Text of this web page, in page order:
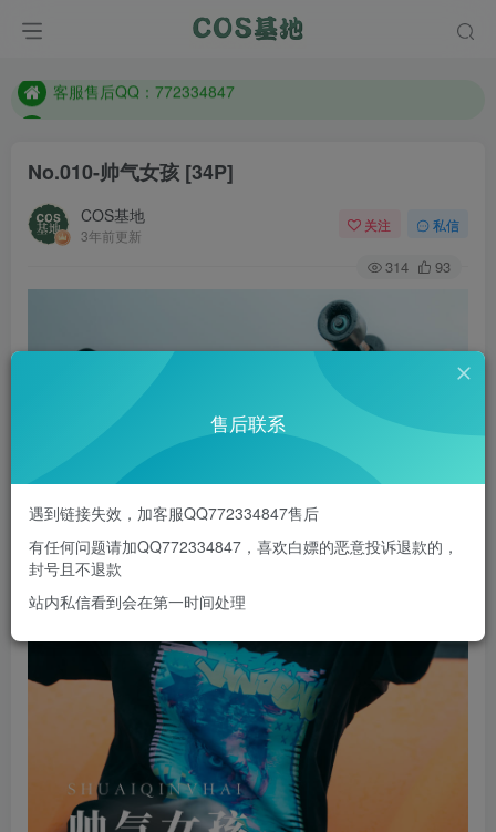
防失联：百度搜索《一七天佳》，实时查看最新站点。
遇到任何问题加客服QQ：772334847
No.010-帅气女孩 [34P]
COS基地
3年前更新
关注 私信
314 93
售后联系
遇到链接失效，加客服QQ772334847售后
有任何问题请加QQ772334847，喜欢白嫖的恶意投诉退款的，
封号且不退款
站内私信看到会在第一时间处理